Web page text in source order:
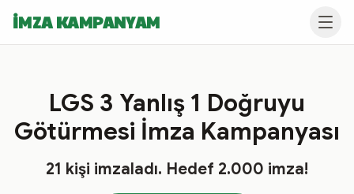
İMZA KAMPANYAM
LGS 3 Yanlış 1 Doğruyu
Götürmesi İmza Kampanyası
21 kişi imzaladı. Hedef 2.000 imza!